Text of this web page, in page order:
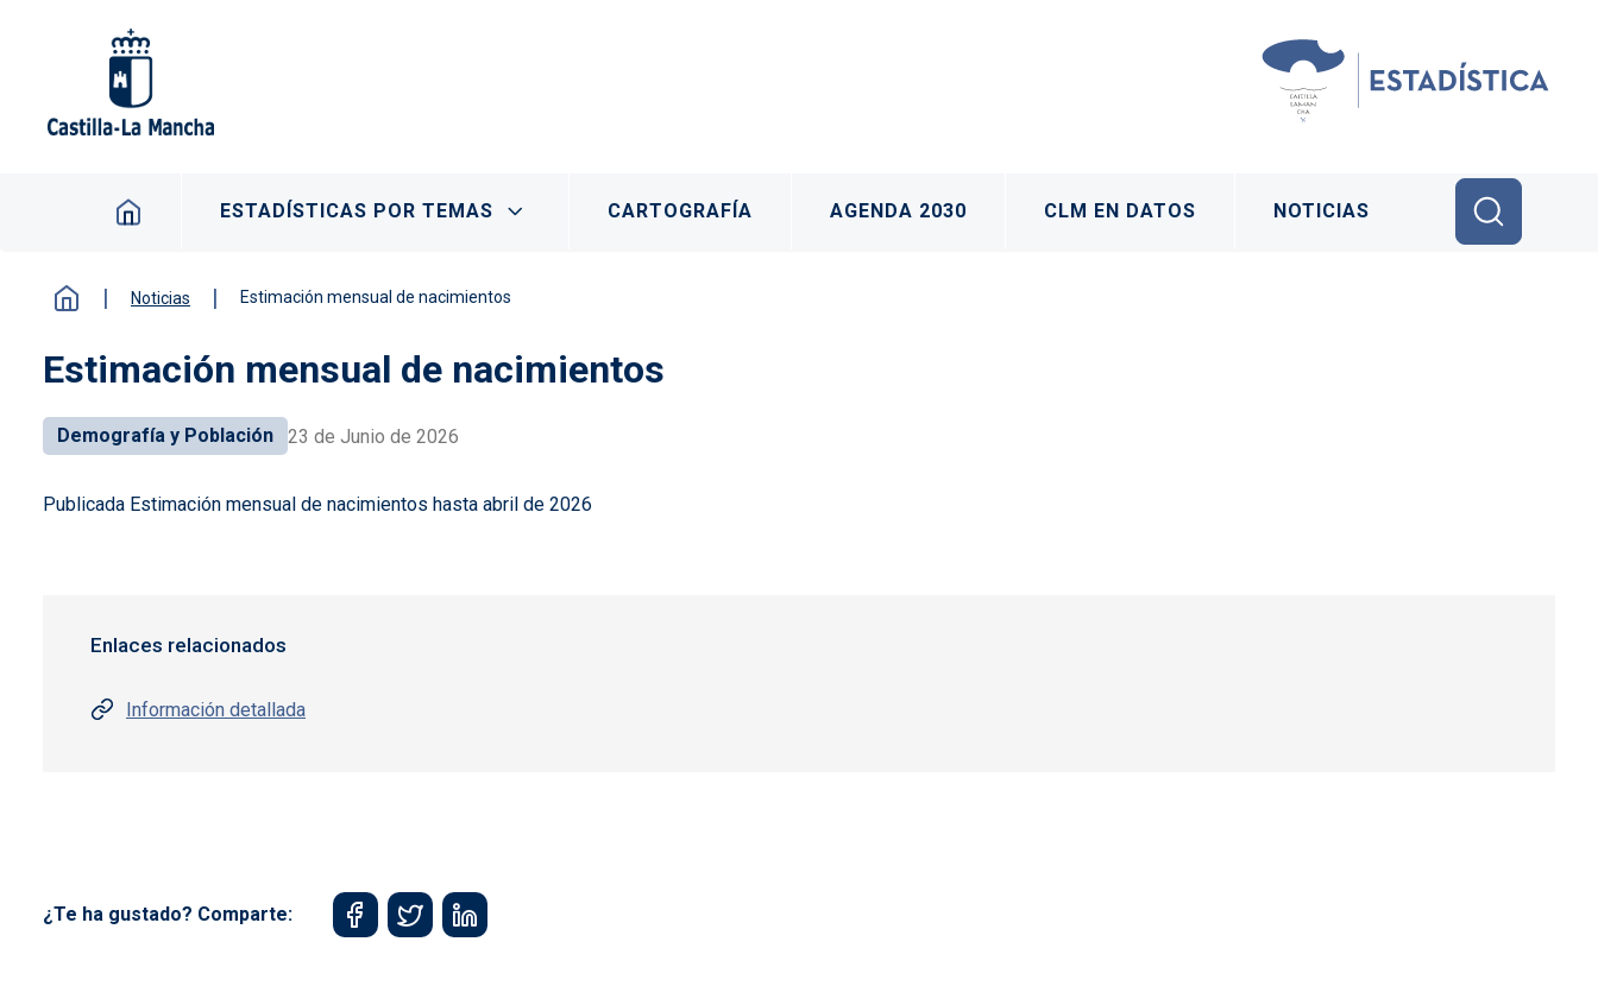
Navegación principal
ESTADÍSTICAS POR TEMAS CARTOGRAFÍA AGENDA 2030 CLM EN DATOS NOTICIAS
Noticias Estimación mensual de nacimientos
Estimación mensual de nacimientos
Demografía y Población 23 de Junio de 2026
Publicada Estimación mensual de nacimientos hasta abril de 2026
Enlaces relacionados
Información detallada
¿Te ha gustado? Comparte: